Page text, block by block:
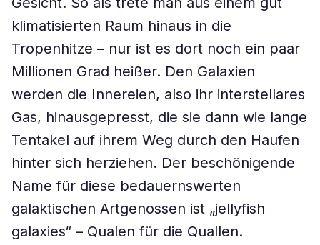
klimatisierten Raum hinaus in die
Tropenhitze – nur ist es dort noch ein paar
Millionen Grad heißer. Den Galaxien
werden die Innereien, also ihr interstellares
Gas, hinausgepresst, die sie dann wie lange
Tentakel auf ihrem Weg durch den Haufen
hinter sich herziehen. Der beschönigende
Name für diese bedauernswerten
galaktischen Artgenossen ist „jellyfish
galaxies“ – Qualen für die Quallen.